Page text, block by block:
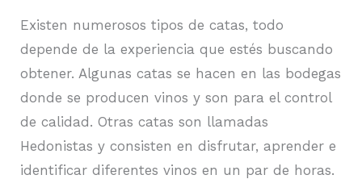
Existen numerosos tipos de catas, todo
depende de la experiencia que estés buscando
obtener. Algunas catas se hacen en las bodegas
donde se producen vinos y son para el control
de calidad. Otras catas son llamadas
Hedonistas y consisten en disfrutar, aprender e
identificar diferentes vinos en un par de horas.